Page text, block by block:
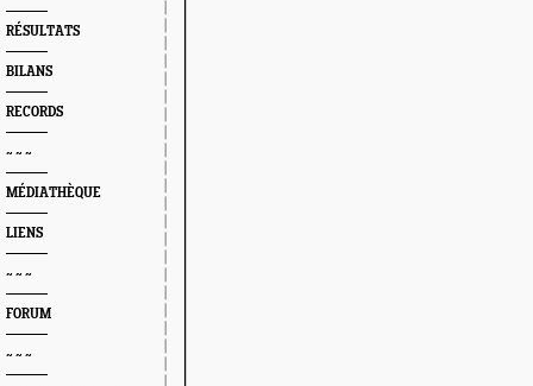
RÉSULTATS
BILANS
RECORDS
~ ~ ~
MÉDIATHÈQUE
LIENS
~ ~ ~
FORUM
~ ~ ~